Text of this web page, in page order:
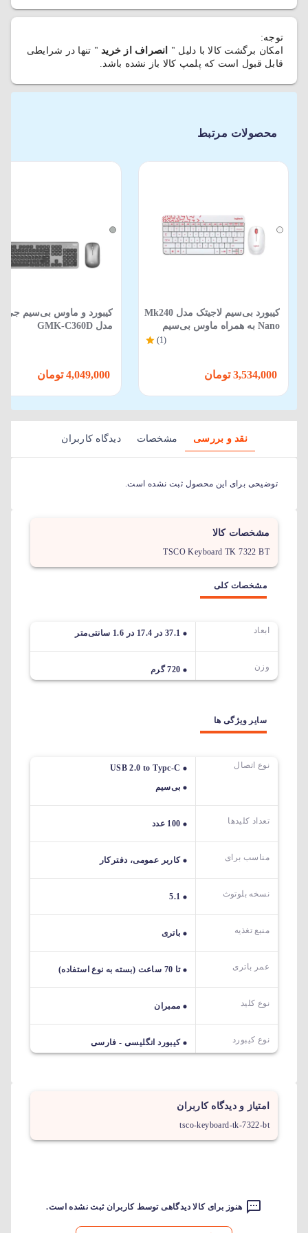
توجه:
امکان برگشت کالا با دلیل "
انصراف از خرید " تنها در شرایطی
قابل قبول است که پلمپ کالا باز نشده باشد.
محصولات مرتبط
کیبورد بی‌سیم لاجیتک مدل Mk240
Nano به همراه ماوس بی‌سیم
(1)
کیبورد و ماوس بی‌سیم جی
مدل GMK-C360D
نقد و بررسی مشخصات دیدگاه کاربران
توضیحی برای این محصول ثبت نشده است.
مشخصات کالا
TSCO Keyboard TK 7322 BT
مشخصات کلی
ابعاد 37.1 در 17.4 در 1.6 سانتی‌متر
وزن 720 گرم
سایر ویژگی ها
نوع اتصال
USB 2.0 to Typc-C
بی‌سیم
تعداد کلیدها 100 عدد
مناسب برای کاربر عمومی، دفترکار
نسخه بلوتوث 5.1
منبع تغذیه باتری
عمر باتری تا 70 ساعت (بسته به نوع استفاده)
نوع کلید ممبران
نوع کیبورد کیبورد انگلیسی - فارسی
امتیاز و دیدگاه کاربران
tsco-keyboard-tk-7322-bt
هنوز برای کالا دیدگاهی توسط کاربران ثبت نشده است.